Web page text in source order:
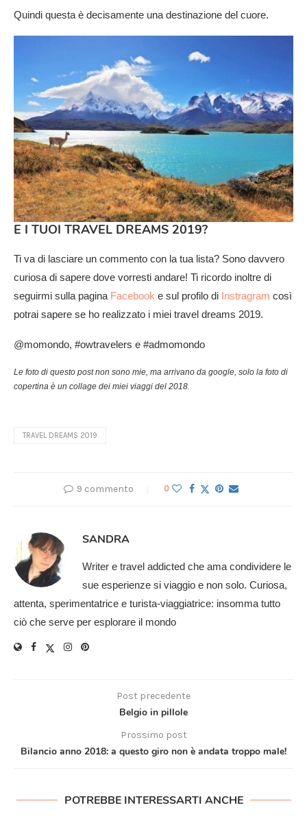
Quindi questa è decisamente una destinazione del cuore.
E I TUOI TRAVEL DREAMS 2019?
Ti va di lasciare un commento con la tua lista? Sono davvero
curiosa di sapere dove vorresti andare! Ti ricordo inoltre di
seguirmi sulla pagina Facebook e sul profilo di Instragram così
potrai sapere se ho realizzato i miei travel dreams 2019.
@momondo, #owtravelers e #admomondo
Le foto di questo post non sono mie, ma arrivano da google, solo la foto di
copertina è un collage dei miei viaggi del 2018.
TRAVEL DREAMS 2019
9 commento 0
SANDRA
Writer e travel addicted che ama condividere le
sue esperienze si viaggio e non solo. Curiosa,
attenta, sperimentatrice e turista-viaggiatrice: insomma tutto
ciò che serve per esplorare il mondo
Post precedente
Belgio in pillole
Prossimo post
Bilancio anno 2018: a questo giro non è andata troppo male!
POTREBBE INTERESSARTI ANCHE